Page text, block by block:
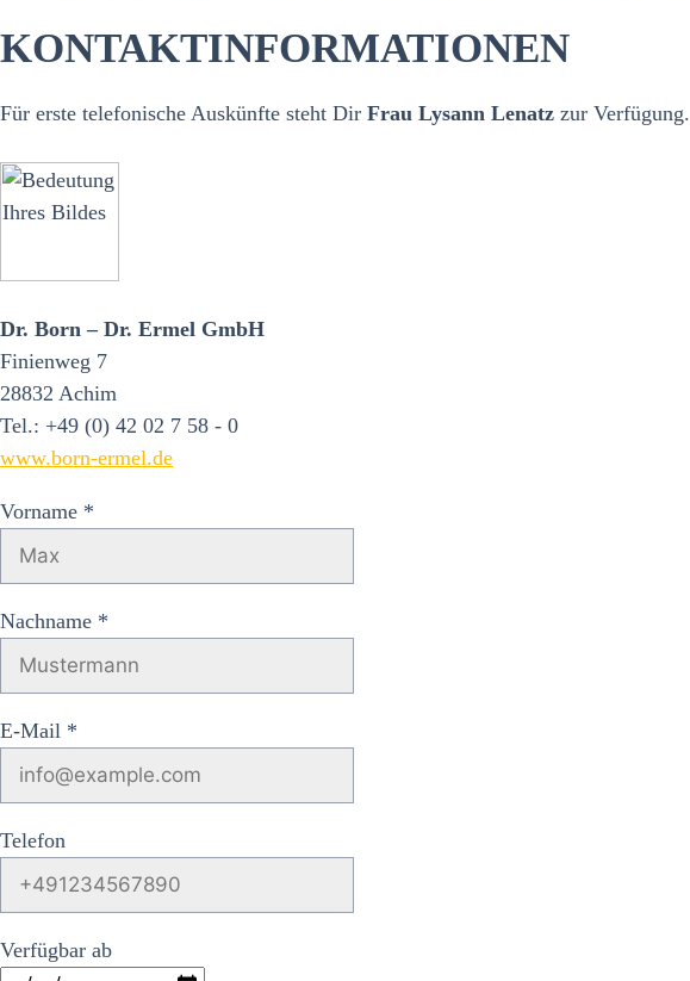
KONTAKTINFORMATIONEN
Für erste telefonische Auskünfte steht Dir Frau Lysann Lenatz zur Verfügung.
Dr. Born – Dr. Ermel GmbH
Finienweg 7
28832 Achim
Tel.: +49 (0) 42 02 7 58 - 0
www.born-ermel.de
Vorname *
Nachname *
E-Mail *
Telefon
Verfügbar ab